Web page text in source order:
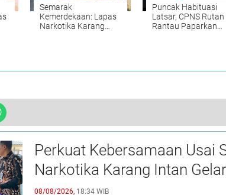
Semarak
Kemerdekaan: Lapas
Narkotika Karang
Puncak Habituasi
Latsar, CPNS Rutan
Rantau Paparkan
Lapas Amuntai Berpartisipasi dalam
Perkuat Kebersamaan Usai
Narkotika Karang Intan
08/08/2026, 18:34 WIB